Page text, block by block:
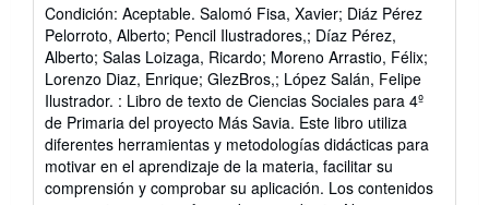
vendedor:
5
de
5
estrellas
Condición: Aceptable. Salomó Fisa, Xavier; Diáz Pérez
Pelorroto, Alberto; Pencil Ilustradores,; Díaz Pérez,
Alberto; Salas Loizaga, Ricardo; Moreno Arrastio, Félix;
Lorenzo Diaz, Enrique; GlezBros,; López Salán, Felipe
Ilustrador. : Libro de texto de Ciencias Sociales para 4º
de Primaria del proyecto Más Savia. Este libro utiliza
diferentes herramientas y metodologías didácticas para
motivar en el aprendizaje de la materia, facilitar su
comprensión y comprobar su aplicación. Los contenidos